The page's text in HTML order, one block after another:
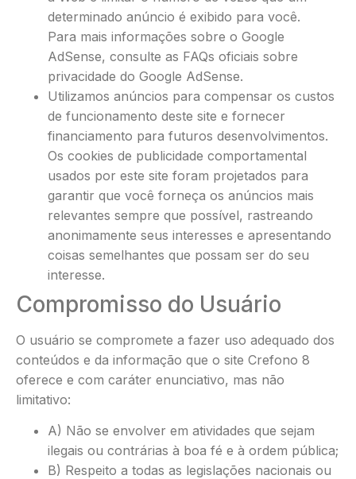
determinado anúncio é exibido para você.
Para mais informações sobre o Google
AdSense, consulte as FAQs oficiais sobre
privacidade do Google AdSense.
Utilizamos anúncios para compensar os custos
de funcionamento deste site e fornecer
financiamento para futuros desenvolvimentos.
Os cookies de publicidade comportamental
usados ​​por este site foram projetados para
garantir que você forneça os anúncios mais
relevantes sempre que possível, rastreando
anonimamente seus interesses e apresentando
coisas semelhantes que possam ser do seu
interesse.
Compromisso do Usuário
O usuário se compromete a fazer uso adequado dos
conteúdos e da informação que o site Crefono 8
oferece e com caráter enunciativo, mas não
limitativo:
A) Não se envolver em atividades que sejam
ilegais ou contrárias à boa fé e à ordem pública;
B) Respeito a todas as legislações nacionais ou